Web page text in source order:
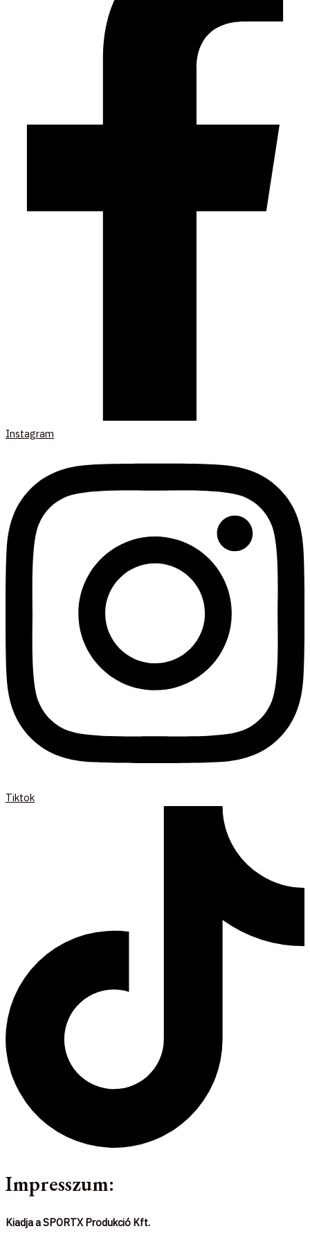
Instagram
Tiktok
Impresszum:
Kiadja a SPORTX Produkció Kft.